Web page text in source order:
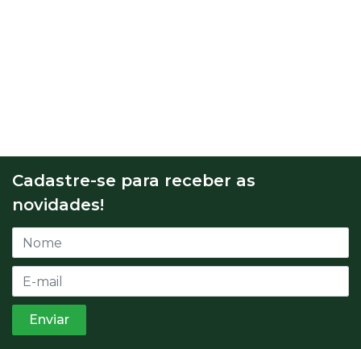
Cadastre-se para receber as
novidades!